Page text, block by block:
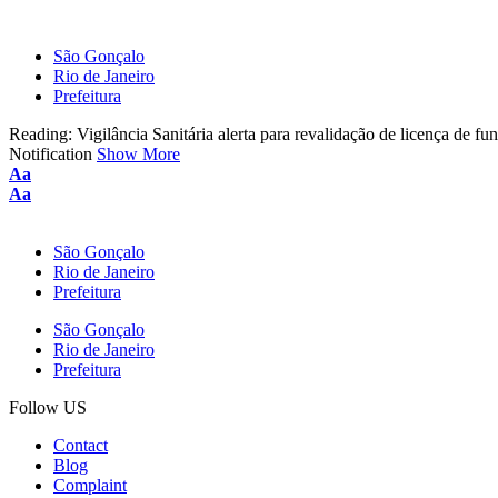
São Gonçalo
Rio de Janeiro
Prefeitura
Reading: Vigilância Sanitária alerta para revalidação de licença de
Notification Show More
Aa
Aa
São Gonçalo
Rio de Janeiro
Prefeitura
São Gonçalo
Rio de Janeiro
Prefeitura
Follow US
Contact
Blog
Complaint